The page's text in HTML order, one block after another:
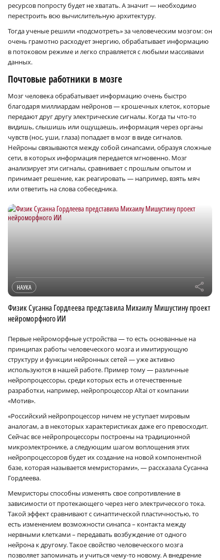
ресурсов попросту будет не хватать. А значит — необходимо
перестроить всю вычислительную архитектуру.
Тогда ученые решили «подсмотреть» за человеческим мозгом: он
очень грамотно расходует энергию, обрабатывает информацию
в потоковом режиме и легко справляется с любыми массивами
данных.
Почтовые работники в мозге
Мозг человека обрабатывает информацию очень быстро
благодаря миллиардам нейронов — крошечных клеток, которые
передают друг другу электрические сигналы. Когда ты что-то
видишь, слышишь или ощущаешь, информация через органы
чувств (нос, уши, глаза) попадает в мозг в виде сигналов.
Нейроны связываются между собой синапсами, образуя сложные
сети, в которых информация передается мгновенно. Мозг
анализирует эти сигналы, сравнивает с прошлым опытом и
принимает решение, как реагировать — например, взять мяч
или ответить на слова собеседника.
НАУКА r
Физик Сусанна Гордлеева представила Михаилу Мишустину проект
нейроморфного ИИ
Первые нейроморфные устройства — то есть основанные на
принципах работы человеческого мозга и имитирующую
структуру и функции нейронных сетей — уже активно
используются в нашей работе. Пример тому — различные
нейропроцессоры, среди которых есть и отечественные
разработки, например, нейропроцессор Altai от компании
«Мотив».
«Российский нейропроцессор ничем не уступает мировым
аналогам, а в некоторых характеристиках даже его превосходит.
Сейчас все нейропроцессоры построены на традиционной
микроэлектронике, а следующим шагом воплощения этих
нейропроцессоров будет их создание на новой компонентной
базе, которая называется мемристорами», — рассказала Сусанна
Гордлеева.
Мемристоры способны изменять свое сопротивление в
зависимости от протекающего через него электрического тока.
Такой эффект сравнивают с синаптической пластичностью, то
есть изменением возможности синапса – контакта между
нервными клетками – передавать возбуждение от одного
нейрона к другому. Такое свойство человеческого мозга
позволяет запоминать и учиться чему-то новому. А внедрение